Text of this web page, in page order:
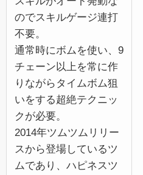
のでスキルゲージ連打
不要。
通常時にボムを使い、9
チェーン以上を常に作
りながらタイムボム狙
いをする超絶テクニッ
クが必要。
2014年ツムツムリリー
スから登場しているツ
ムであり、ハピネスツ